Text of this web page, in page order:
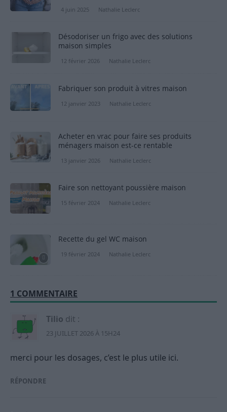
4 juin 2025 Nathalie Leclerc
Désodoriser un frigo avec des solutions
maison simples
12 février 2026 Nathalie Leclerc
Fabriquer son produit à vitres maison
12 janvier 2023 Nathalie Leclerc
Acheter en vrac pour faire ses produits
ménagers maison est-ce rentable
13 janvier 2026 Nathalie Leclerc
Faire son nettoyant poussière maison
15 février 2024 Nathalie Leclerc
Recette du gel WC maison
19 février 2024 Nathalie Leclerc
1 COMMENTAIRE
Tilio dit :
23 JUILLET 2026 À 15H24
merci pour les dosages, c’est le plus utile ici.
RÉPONDRE